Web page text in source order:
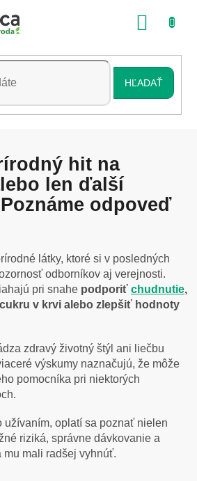
HĽADAŤ
hit na
len ďalší
odpoveď
látky, ktoré si v posledných
odborníkov aj verejnosti.
pri snahe podporiť chudnutie,
v krvi alebo zlepšiť hodnoty
zdravý životný štýl ani liečbu
výskumy naznačujú, že môže
pomocníka pri niektorých
užívaním, oplatí sa poznať nielen
riziká, správne dávkovanie a
mu mali radšej vyhnúť.